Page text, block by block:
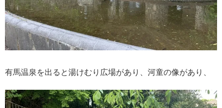
有馬温泉を出ると湯けむり広場があり、河童の像があり、